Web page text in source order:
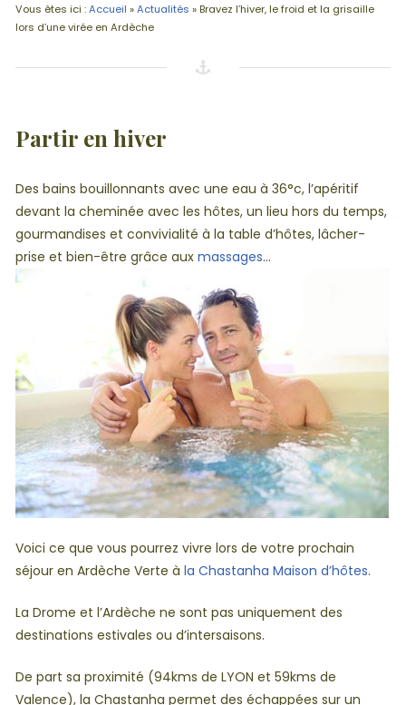
Vous êtes ici :Accueil »Actualités »Bravez l’hiver, le froid et la grisaille
lors d’une virée en Ardèche
Partir en hiver
Des bains bouillonnants avec une eau à 36°c, l’apéritif
devant la cheminée avec les hôtes, un lieu hors du temps,
gourmandises et convivialité à la table d’hôtes, lâcher-
prise et bien-être grâce aux massages…
Voici ce que vous pourrez vivre lors de votre prochain
séjour en Ardèche Verte à la Chastanha Maison d’hôtes.
La Drome et l’Ardèche ne sont pas uniquement des
destinations estivales ou d’intersaisons.
De part sa proximité (94kms de LYON et 59kms de
Valence), la Chastanha permet des échappées sur un